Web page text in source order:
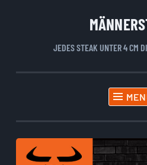
JEDES STEAK UNTER 4 CM